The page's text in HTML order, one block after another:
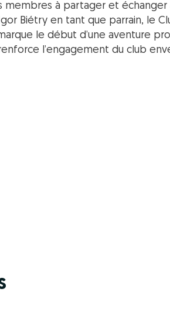
membres à partager et échanger
Biétry en tant que parrain, le
le début d’une aventure
l’engagement du club